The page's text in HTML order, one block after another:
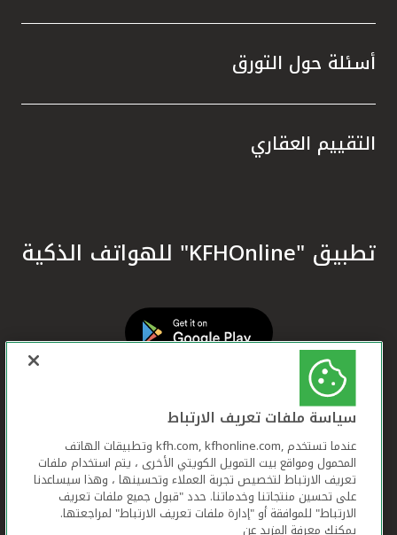
أسئلة حول التورق
التقييم العقاري
تطبيق "KFHOnline" للهواتف الذكية
سياسة ملفات تعريف الارتباط
عندما تستخدم ,kfh.com, kfhonline.com وتطبيقات الهاتف
المحمول ومواقع بيت التمويل الكويتي الأخرى ، يتم استخدام ملفات
تعريف الارتباط لتخصيص تجربة العملاء وتحسينها ، وهذا سيساعدنا
على تحسين منتجاتنا وخدماتنا. حدد "قبول جميع ملفات تعريف
الارتباط" للموافقة أو "إدارة ملفات تعريف الارتباط" لمراجعتها.
يمكنك معرفة المزيد عن